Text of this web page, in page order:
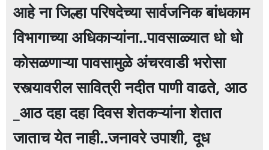
आहे ना जिल्हा परिषदेच्या सार्वजनिक बांधकाम
विभागाच्या अधिकाऱ्यांना..पावसाळ्यात धो धो
कोसळणाऱ्या पावसामुळे अंचरवाडी भरोसा
रस्त्यावरील सावित्री नदीत पाणी वाढते, आठ
_आठ दहा दहा दिवस शेतकऱ्यांना शेतात
जाताच येत नाही..जनावरे उपाशी, दूध